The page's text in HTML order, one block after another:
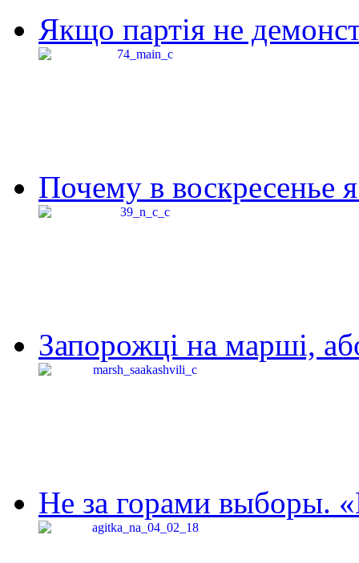
Якщо партія не
Почему в воскресенье
Запорожці на марші,
Не за горами выборы.